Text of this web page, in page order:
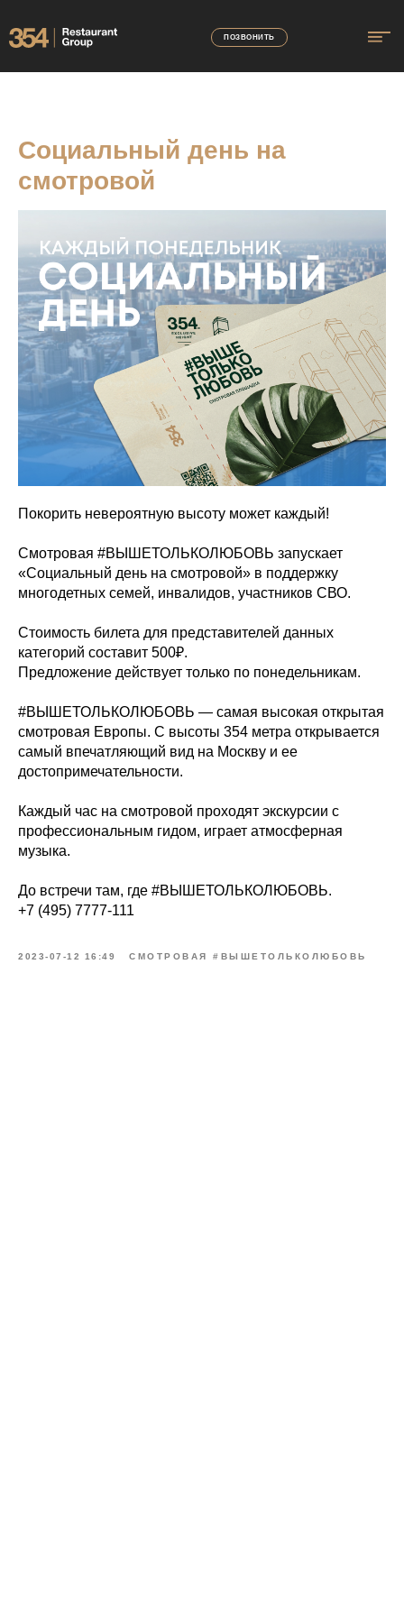
ПОЗВОНИТЬ
Социальный день на
смотровой
Покорить невероятную высоту может каждый!
Смотровая #ВЫШЕТОЛЬКОЛЮБОВЬ запускает
«Социальный день на смотровой» в поддержку
многодетных семей, инвалидов, участников СВО.
Стоимость билета для представителей данных
категорий составит 500₽.
Предложение действует только по понедельникам.
#ВЫШЕТОЛЬКОЛЮБОВЬ — самая высокая открытая
смотровая Европы. С высоты 354 метра открывается
самый впечатляющий вид на Москву и ее
достопримечательности.
Каждый час на смотровой проходят экскурсии с
профессиональным гидом, играет атмосферная
музыка.
До встречи там, где #ВЫШЕТОЛЬКОЛЮБОВЬ.
+7 (495) 7777-111
2023-07-12 16:49 СМОТРОВАЯ #ВЫШЕТОЛЬКОЛЮБОВЬ